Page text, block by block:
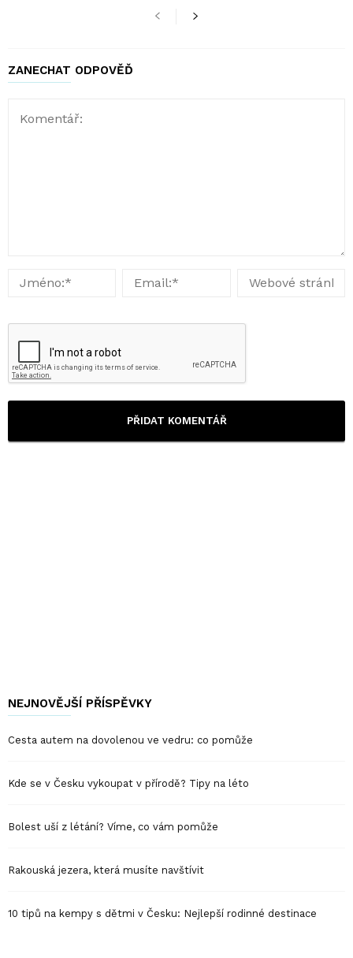
ZANECHAT ODPOVĚĎ
NEJNOVĚJŠÍ PŘÍSPĚVKY
Cesta autem na dovolenou ve vedru: co pomůže
Kde se v Česku vykoupat v přírodě? Tipy na léto
Bolest uší z létání? Víme, co vám pomůže
Rakouská jezera, která musíte navštívit
10 tipů na kempy s dětmi v Česku: Nejlepší rodinné destinace